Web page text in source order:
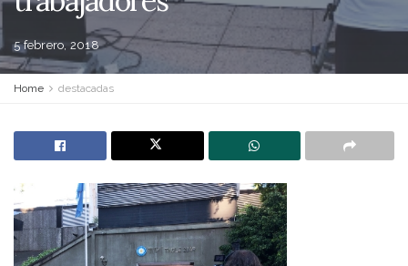
5 febrero, 2018
Home destacadas